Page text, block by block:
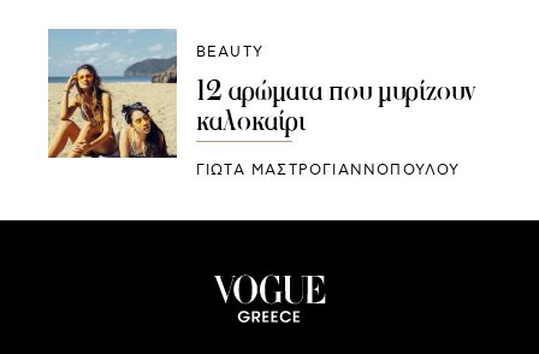
BEAUTY
12 αρώματα που μυρίζουν
καλοκαίρι
ΓΙΩΤΑ ΜΑΣΤΡΟΓΙΑΝΝΟΠΟΥΛΟΥ